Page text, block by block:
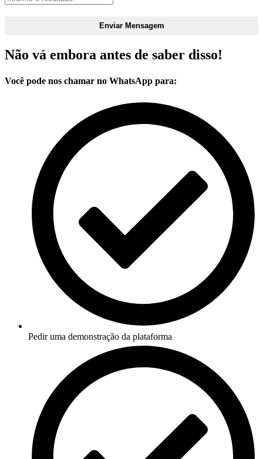
Enviar Mensagem
Não vá embora antes de saber disso!
Você pode nos chamar no WhatsApp para:
Pedir uma demonstração da plataforma